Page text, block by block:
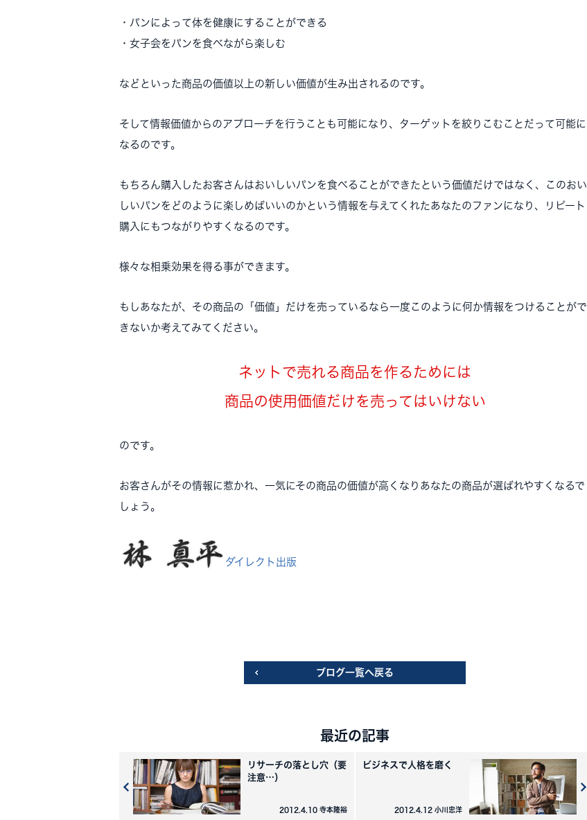
・パンによって体を健康にすることができる
・女子会をパンを食べながら楽しむ
などといった商品の価値以上の新しい価値が生み出されるのです。
そして情報価値からのアプローチを行うことも可能になり、ターゲットを絞りこむことだって可能に
なるのです。
もちろん購入したお客さんはおいしいパンを食べることができたという価値だけではなく、このおい
しいパンをどのように楽しめばいいのかという情報を与えてくれたあなたのファンになり、リピート
購入にもつながりやすくなるのです。
様々な相乗効果を得る事ができます。
もしあなたが、その商品の「価値」だけを売っているなら一度このように何か情報をつけることがで
きないか考えてみてください。
ネットで売れる商品を作るためには
商品の使用価値だけを売ってはいけない
のです。
お客さんがその情報に惹かれ、一気にその商品の価値が高くなりあなたの商品が選ばれやすくなるで
しょう。
ダイレクト出版
ブログ一覧へ戻る
最近の記事
リサーチの落とし穴（要
注意…）
2012.4.10 寺本隆裕
ビジネスで人格を磨く
2012.4.12 小川忠洋